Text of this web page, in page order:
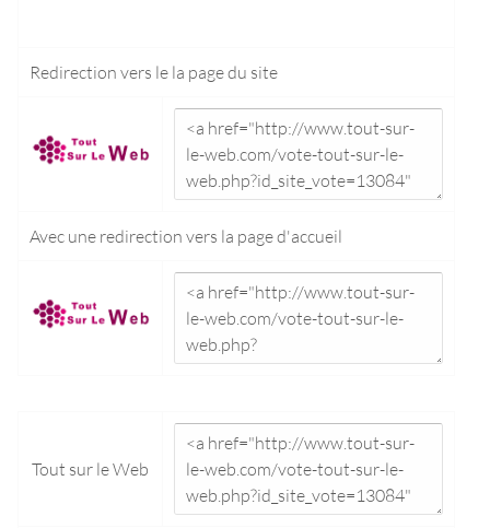
Redirection vers le la page du site
Avec une redirection vers la page d'accueil
Tout sur le Web